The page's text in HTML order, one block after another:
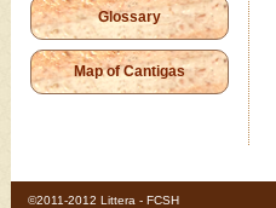
Glossary
Map of Cantigas
©2011-2012 Littera - FCSH